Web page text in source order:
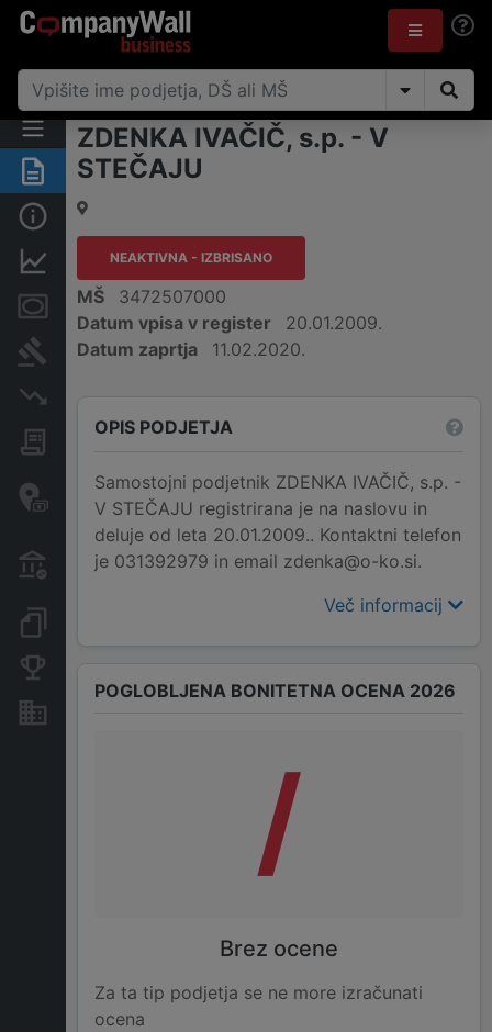
Povzetek
Osnovni podatki
Finančni podatki
Zastavne pravice
Sodni postopki
Insolvenčni postopki
Davčne oaze in sumljive
transakcije
Transakcije iz državnega
proračuna
Konkurenčna podjetja
Nepremičnine in sredstva
ZDENKA IVAČIČ, s.p. - V
STEČAJU
NEAKTIVNA - IZBRISANO
MŠ
3472507000
Datum vpisa v register
20.01.2009.
Datum zaprtja
11.02.2020.
OPIS PODJETJA
Samostojni podjetnik ZDENKA IVAČIČ, s.p. -
V STEČAJU registrirana je na naslovu in
deluje od leta 20.01.2009.. Kontaktni telefon
je 031392979 in email zdenka@o-ko.si.
Več informacij
POGLOBLJENA BONITETNA OCENA 2026
/
Brez ocene
Za ta tip podjetja se ne more izračunati
ocena